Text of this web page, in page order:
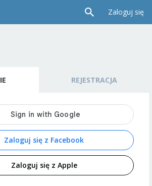
Zaloguj się
REJESTRACJA
Zaloguj się z Facebook
Zaloguj się z Apple